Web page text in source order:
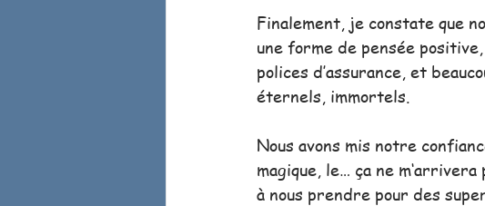
Finalement, je constate que
une forme de pensée
polices d’assurance, et
éternels, immortels.
Nous avons mis notre
magique, le… ça ne
à nous prendre pour des